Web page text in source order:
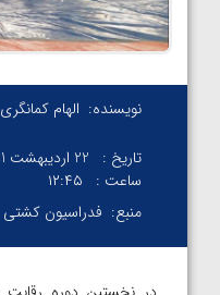
نویسنده: الهام کمانگری
تاریخ :
22 اردیبهشت 1401
ساعت :
۱۲:۴۵
منبع: فدراسیون کشتی